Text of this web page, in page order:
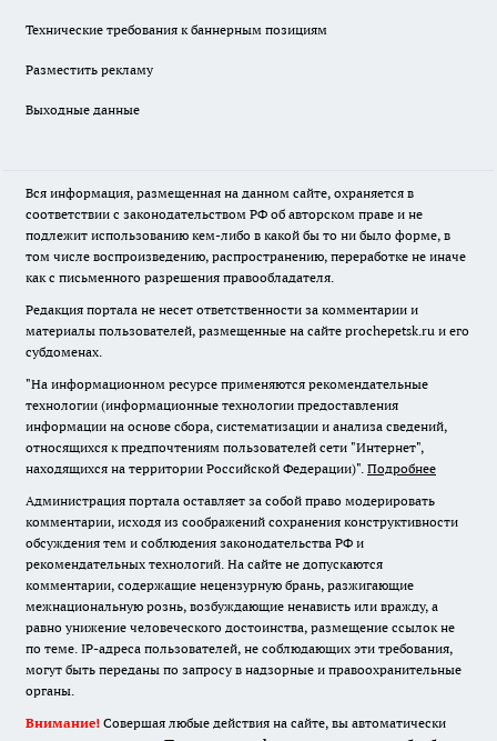
Технические требования к баннерным позициям
Разместить рекламу
Выходные данные
Вся информация, размещенная на данном сайте, охраняется в
соответствии с законодательством РФ об авторском праве и не
подлежит использованию кем-либо в какой бы то ни было форме, в
том числе воспроизведению, распространению, переработке не иначе
как с письменного разрешения правообладателя.
Редакция портала не несет ответственности за комментарии и
материалы пользователей, размещенные на сайте prochepetsk.ru и его
субдоменах.
"На информационном ресурсе применяются рекомендательные
технологии (информационные технологии предоставления
информации на основе сбора, систематизации и анализа сведений,
относящихся к предпочтениям пользователей сети "Интернет",
находящихся на территории Российской Федерации)". Подробнее
Администрация портала оставляет за собой право модерировать
комментарии, исходя из соображений сохранения конструктивности
обсуждения тем и соблюдения законодательства РФ и
рекомендательных технологий. На сайте не допускаются
комментарии, содержащие нецензурную брань, разжигающие
межнациональную рознь, возбуждающие ненависть или вражду, а
равно унижение человеческого достоинства, размещение ссылок не
по теме. IP-адреса пользователей, не соблюдающих эти требования,
могут быть переданы по запросу в надзорные и правоохранительные
органы.
Внимание! Совершая любые действия на сайте, вы автоматически